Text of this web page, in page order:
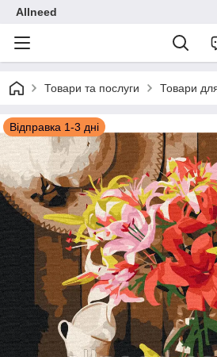
Allneed
Товари та послуги Товари
Відправка 1-3 дні